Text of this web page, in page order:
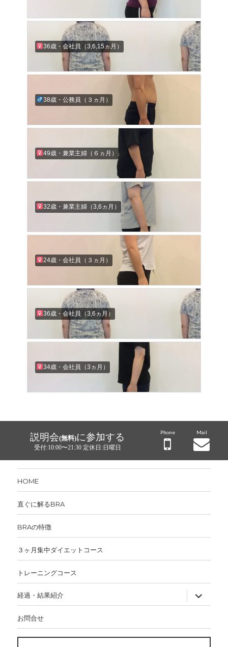
36歳・会社員（3,6,15ヵ月）
38歳・公務員（３ヵ月）
49歳・兼業主婦（６ヵ月）
32歳・兼業主婦（3,6ヵ月）
24歳・会社員（３ヵ月）
36歳・会社員（3,6ヵ月）
34歳・会社員（3ヵ月）
説明会(無料)に参加する
受付:10:00〜21:30 定休日:日曜日
Phone Mail
HOME
直ぐに解るBRA
BRAの特徴
３ヶ月集中ダイエットコース
トレーニングコース
経過・結果紹介
サ
ブ
メ
お問合せ